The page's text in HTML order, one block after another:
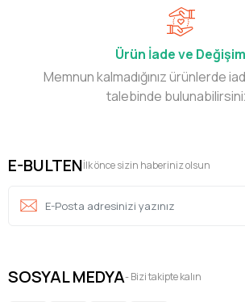
Ürün İade ve Değişim
Memnun kalmadığınız ürünlerde
talebinde
E-BULTENİlk önce sizin haberiniz olsun
SOSYAL MEDYA- Bizi takipte kalın